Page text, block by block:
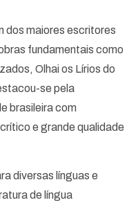
dos maiores escritores
fundamentais como
Olhai os Lírios do
se pela
brasileira com
e grande qualidade
diversas línguas e
de língua